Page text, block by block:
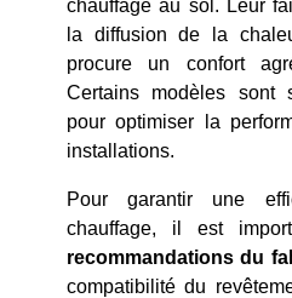
chauffage au sol. Leur
la diffusion de la
procure un confort
Certains modèles sont
pour optimiser la
installations.
Pour garantir une
chauffage, il est
recommandations du
compatibilité du